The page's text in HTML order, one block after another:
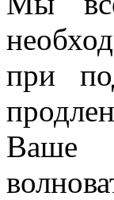
при
Ваше